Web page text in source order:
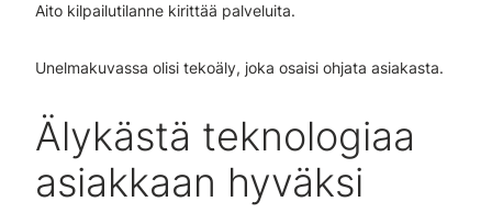
Aito kilpailutilanne kirittää palveluita.
Unelmakuvassa olisi tekoäly, joka osaisi ohjata asiakasta.
Älykästä teknologiaa
asiakkaan hyväksi